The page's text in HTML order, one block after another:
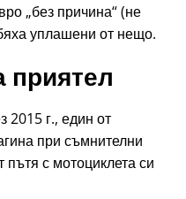
без причина (не
уплашени от нещо.
приятел
2015 г., един от
при съмнителни
пътя с мотоциклета си